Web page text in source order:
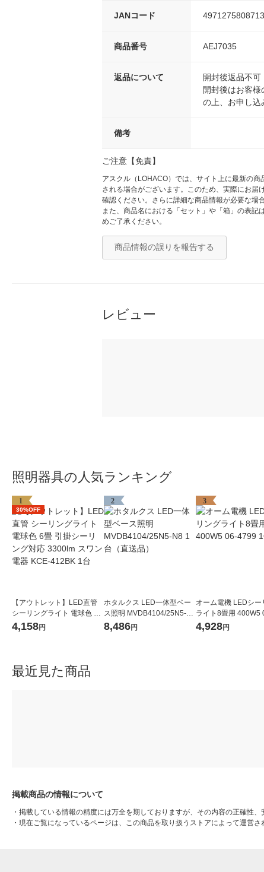
JANコード 4971275808713
商品番号 AEJ7035
返品について
開封後返品不可
開封後はお客
の上、お申し込
備考
ご注意【免責】
アスクル（LOHACO）では、サイト上に最新の
される場合がございます。このため、実際にお
確認ください。さらに詳細な商品情報が必要な場
また、商品名における「セット」や「箱」の表
めご了承ください。
商品情報の誤りを報告する
レビュー
照明器具の人気ランキング
1
30%OFF
【アウトレット】LED直管
シーリングライト 電球色 6
畳 引掛シーリング対応 3300
4,158円
2
ホタルクス LED一体型ベー
ス照明 MVDB4104/25N5-N8
1台（直送品）
8,486円
3
オーム電機 LEDシー
ライト8畳用 400W5
9 1個
4,928円
最近見た商品
掲載商品の情報について
・ 掲載している情報の精度には万全を期しておりますが、その内容の正確性、
・ 現在ご覧になっているページは、この商品を取り扱うストアによって運営